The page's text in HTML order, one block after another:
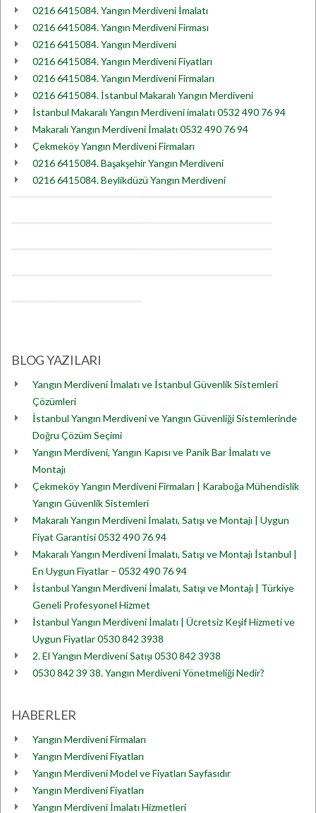
0216 6415084. Yangın Merdiveni İmalatı
0216 6415084. Yangın Merdiveni Firması
0216 6415084. Yangın Merdiveni
0216 6415084. Yangın Merdiveni Fiyatları
0216 6415084. Yangın Merdiveni Firmaları
0216 6415084. İstanbul Makaralı Yangın Merdiveni
İstanbul Makaralı Yangın Merdiveni imalatı 0532 490 76 94
Makaralı Yangın Merdiveni İmalatı 0532 490 76 94
Çekmeköy Yangın Merdiveni Firmaları
0216 6415084. Başakşehir Yangın Merdiveni
0216 6415084. Beylikdüzü Yangın Merdiveni
BLOG YAZILARI
Yangın Merdiveni İmalatı ve İstanbul Güvenlik Sistemleri
Çözümleri
İstanbul Yangın Merdiveni ve Yangın Güvenliği Sistemlerinde
Doğru Çözüm Seçimi
Yangın Merdiveni, Yangın Kapısı ve Panik Bar İmalatı ve
Montajı
Çekmeköy Yangın Merdiveni Firmaları | Karaboğa Mühendislik
Yangın Güvenlik Sistemleri
Makaralı Yangın Merdiveni İmalatı, Satışı ve Montajı | Uygun
Fiyat Garantisi 0532 490 76 94
Makaralı Yangın Merdiveni İmalatı, Satışı ve Montajı İstanbul |
En Uygun Fiyatlar – 0532 490 76 94
İstanbul Yangın Merdiveni İmalatı, Satışı ve Montajı | Türkiye
Geneli Profesyonel Hizmet
İstanbul Yangın Merdiveni İmalatı | Ücretsiz Keşif Hizmeti ve
Uygun Fiyatlar 0530 842 3938
2. El Yangın Merdiveni Satışı 0530 842 3938
0530 842 39 38. Yangın Merdiveni Yönetmeliği Nedir?
HABERLER
Yangın Merdiveni Firmaları
Yangın Merdiveni Fiyatları
Yangın Merdiveni Model ve Fiyatları Sayfasıdır
Yangın Merdiveni Fiyatları
Yangın Merdiveni İmalatı Hizmetleri